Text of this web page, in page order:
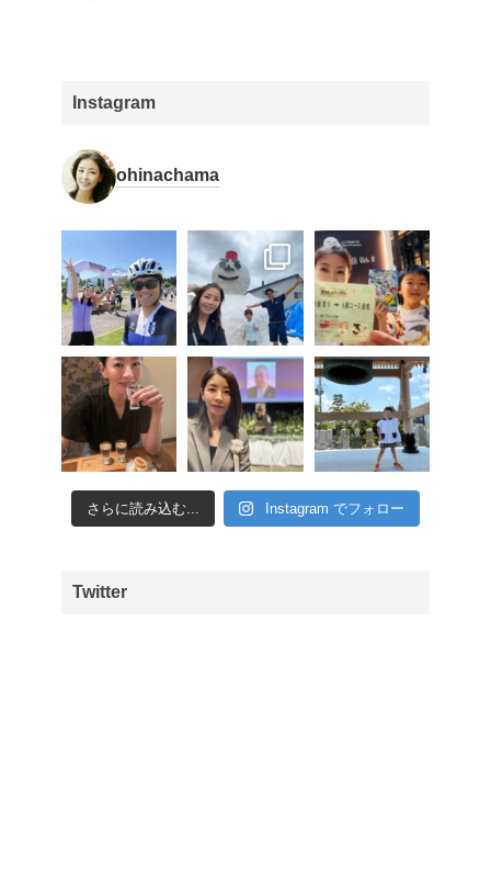
Instagram
ohinachama
さらに読み込む... Instagram でフォロー
Twitter